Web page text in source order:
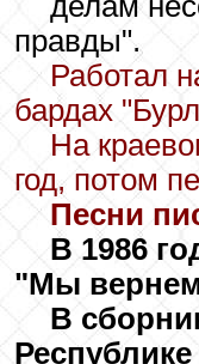
правды".
Работал
бардах
На
год, потом
Песни
В 1986
"Мы
В
Республике